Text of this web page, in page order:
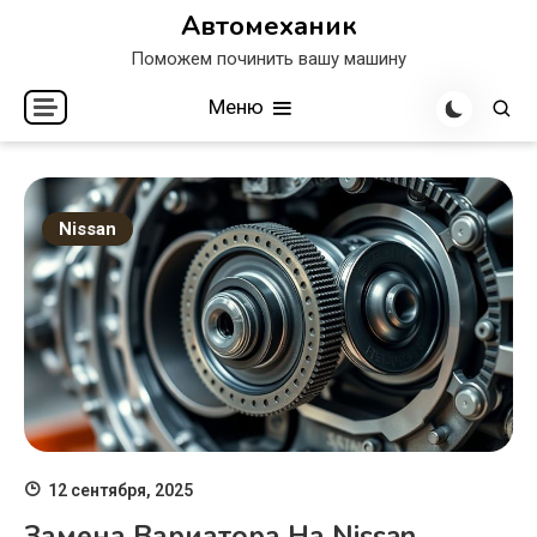
Автомеханик
Поможем починить вашу машину
Меню
Nissan
12 сентября, 2025